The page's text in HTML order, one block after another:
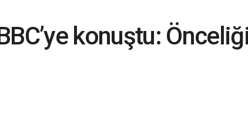
konuştu: